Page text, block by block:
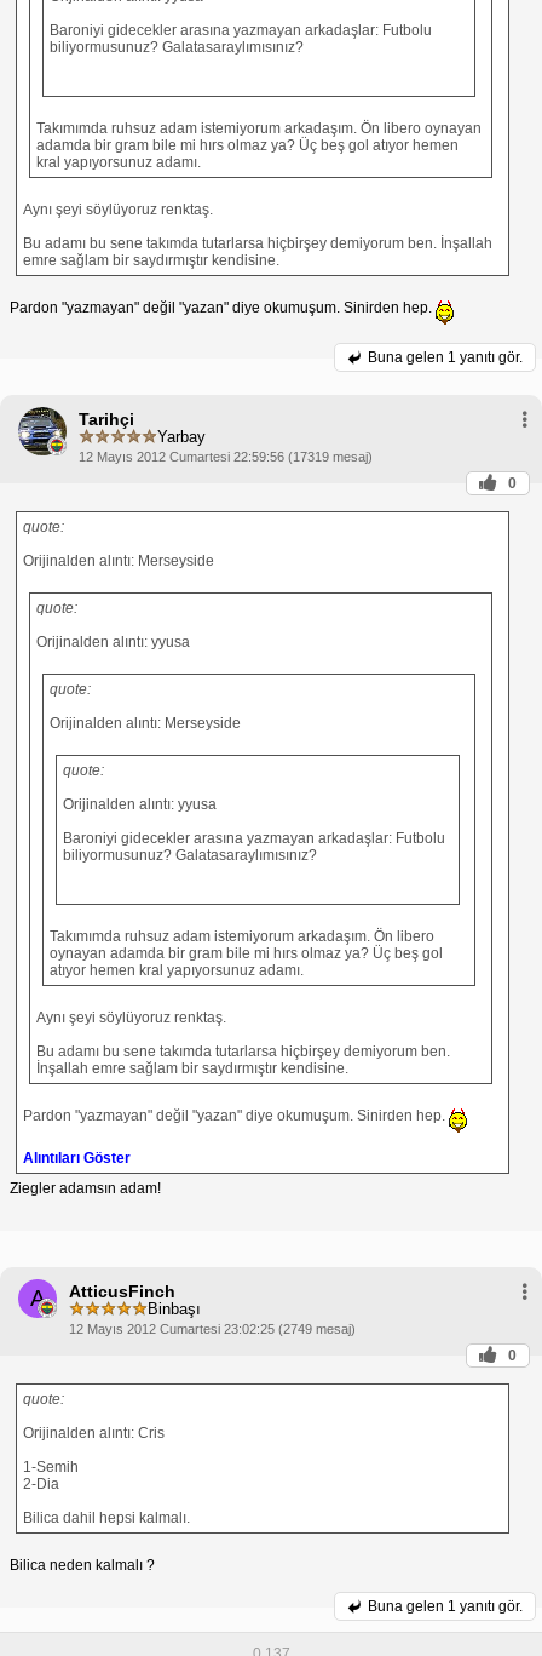
Baroniyi gidecekler arasına yazmayan arkadaşlar: Futbolu
biliyormusunuz? Galatasaraylımısınız?
Takımımda ruhsuz adam istemiyorum arkadaşım. Ön libero oynayan
adamda bir gram bile mi hırs olmaz ya? Üç beş gol atıyor hemen
kral yapıyorsunuz adamı.
Aynı şeyi söylüyoruz renktaş.
Bu adamı bu sene takımda tutarlarsa hiçbirşey demiyorum ben. İnşallah
emre sağlam bir saydırmıştır kendisine.
Pardon "yazmayan" değil "yazan" diye okumuşum. Sinirden hep.
Buna gelen 1 yanıtı gör.
Tarihçi
Yarbay
12 Mayıs 2012 Cumartesi 22:59:56 (17319 mesaj)
0
quote:
Orijinalden alıntı: Merseyside
quote:
Orijinalden alıntı: yyusa
quote:
Orijinalden alıntı: Merseyside
quote:
Orijinalden alıntı: yyusa
Baroniyi gidecekler arasına yazmayan arkadaşlar: Futbolu
biliyormusunuz? Galatasaraylımısınız?
Takımımda ruhsuz adam istemiyorum arkadaşım. Ön libero
oynayan adamda bir gram bile mi hırs olmaz ya? Üç beş gol
atıyor hemen kral yapıyorsunuz adamı.
Aynı şeyi söylüyoruz renktaş.
Bu adamı bu sene takımda tutarlarsa hiçbirşey demiyorum ben.
İnşallah emre sağlam bir saydırmıştır kendisine.
Pardon "yazmayan" değil "yazan" diye okumuşum. Sinirden hep.
Alıntıları Göster
Ziegler adamsın adam!
A AtticusFinch
Binbaşı
12 Mayıs 2012 Cumartesi 23:02:25 (2749 mesaj)
0
quote:
Orijinalden alıntı: Cris
1-Semih
2-Dia
Bilica dahil hepsi kalmalı.
Bilica neden kalmalı ?
Buna gelen 1 yanıtı gör.